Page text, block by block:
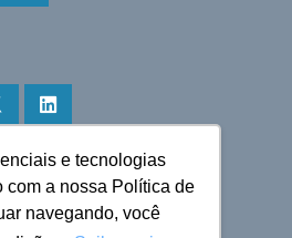
e tecnologias
com a nossa Política de
navegando, você